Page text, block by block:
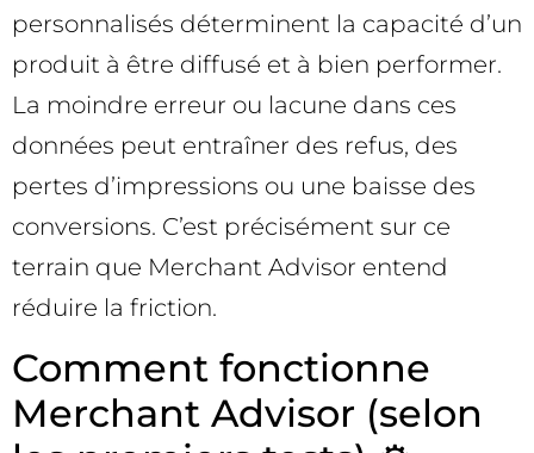
personnalisés déterminent la capacité d’un
produit à être diffusé et à bien performer.
La moindre erreur ou lacune dans ces
données peut entraîner des refus, des
pertes d’impressions ou une baisse des
conversions. C’est précisément sur ce
terrain que Merchant Advisor entend
réduire la friction.
Comment fonctionne
Merchant Advisor (selon